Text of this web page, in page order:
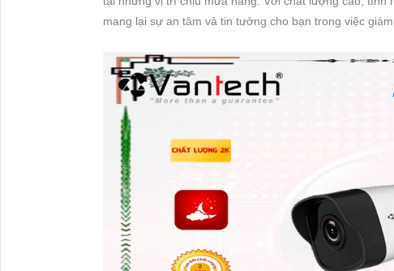
mang lại sự an tâm và tin tưởng cho bạn trong việc